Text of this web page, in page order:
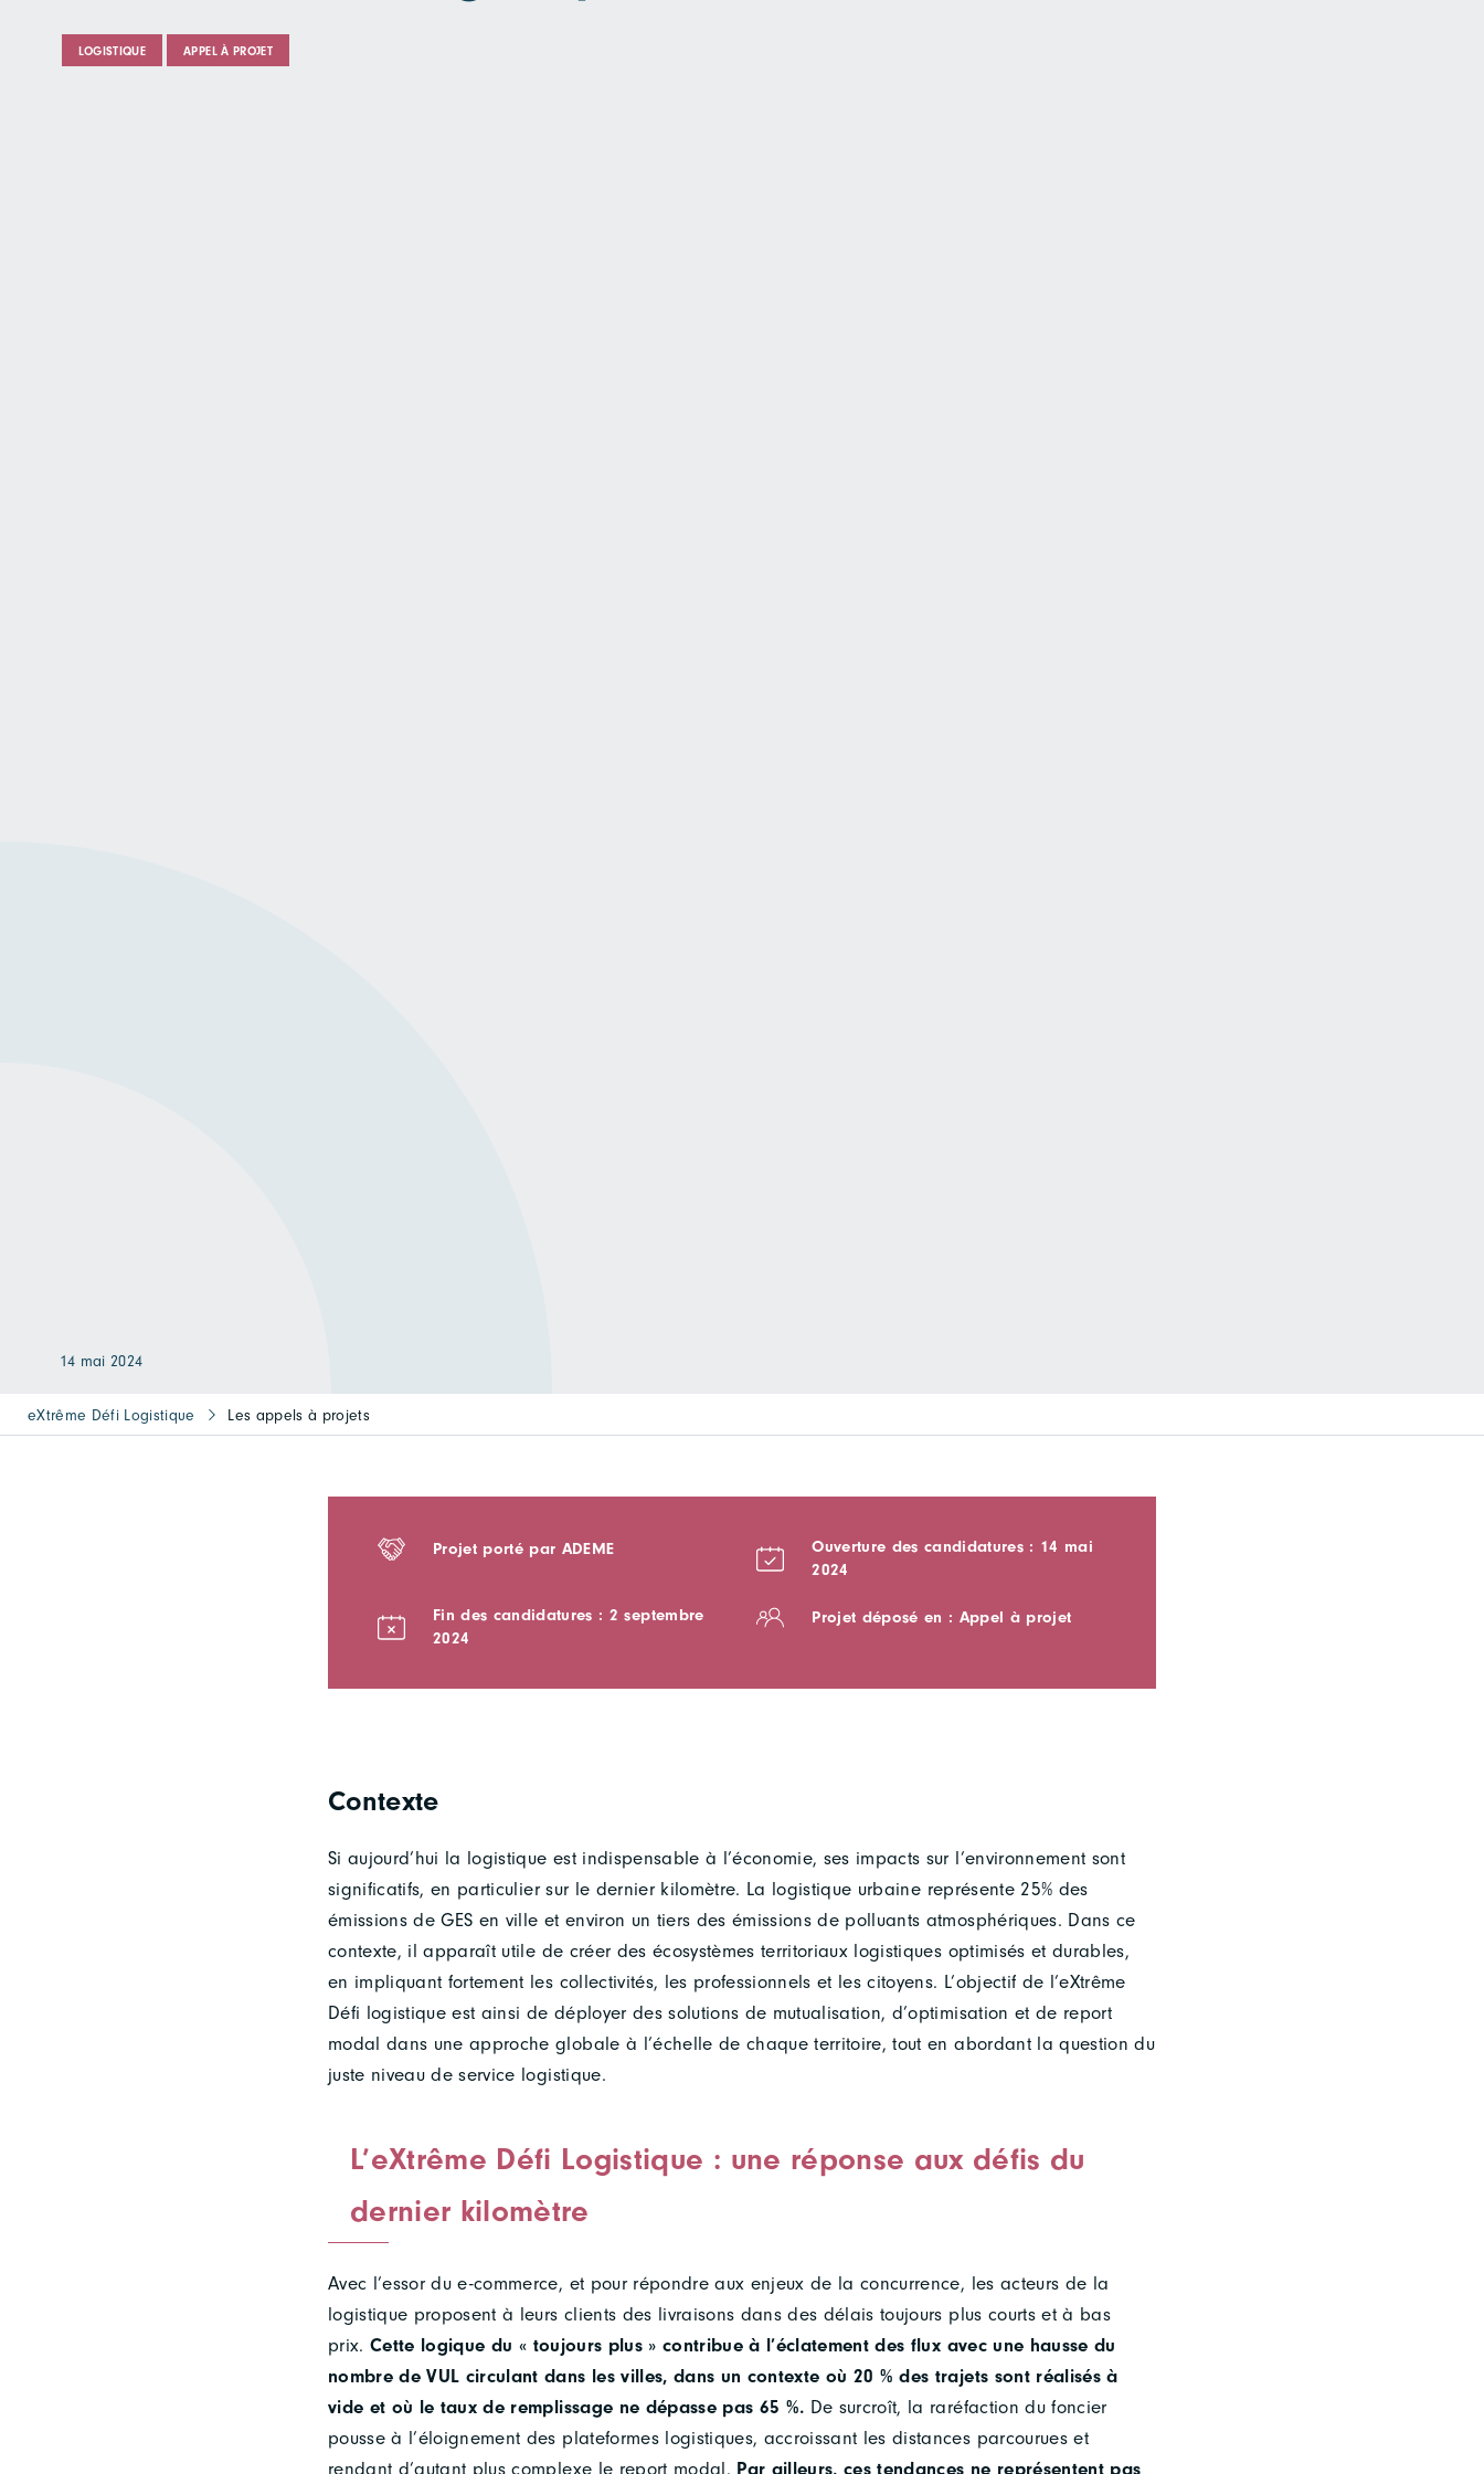
LOGISTIQUE APPEL À PROJET
14 mai 2024
eXtrême Défi Logistique Les appels à projets
Projet porté par ADEME
Ouverture des candidatures : 14 mai
2024
Fin des candidatures : 2 septembre
2024
Projet déposé en : Appel à projet
Contexte
Si aujourd’hui la logistique est indispensable à l’économie, ses impacts sur l’environnement sont
significatifs, en particulier sur le dernier kilomètre. La logistique urbaine représente 25% des
émissions de GES en ville et environ un tiers des émissions de polluants atmosphériques. Dans ce
contexte, il apparaît utile de créer des écosystèmes territoriaux logistiques optimisés et durables,
en impliquant fortement les collectivités, les professionnels et les citoyens. L’objectif de l’eXtrême
Défi logistique est ainsi de déployer des solutions de mutualisation, d’optimisation et de report
modal dans une approche globale à l’échelle de chaque territoire, tout en abordant la question du
juste niveau de service logistique.
L’eXtrême Défi Logistique : une réponse aux défis du
dernier kilomètre
Avec l’essor du e-commerce, et pour répondre aux enjeux de la concurrence, les acteurs de la
logistique proposent à leurs clients des livraisons dans des délais toujours plus courts et à bas
prix.Cette logique du « toujours plus » contribue à l’éclatement des flux avec une hausse du
nombre de VUL circulant dans les villes, dans un contexte où 20 % des trajets sont réalisés à
vide et où le taux de remplissage ne dépasse pas 65 %. De surcroît, la raréfaction du foncier
pousse à l’éloignement des plateformes logistiques, accroissant les distances parcourues et
rendant d’autant plus complexe le report modal. Par ailleurs, ces tendances ne représentent pas